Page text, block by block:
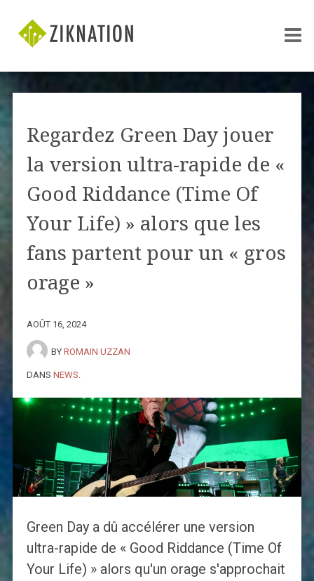
Regardez Green Day jouer
la version ultra-rapide de «
Good Riddance (Time Of
Your Life) » alors que les
fans partent pour un « gros
orage »
AOÛT 16, 2024
BY ROMAIN UZZAN
DANS NEWS
Green Day a dû accélérer une version
ultra-rapide de « Good Riddance (Time Of
Your Life) » alors qu'un orage s'approchait